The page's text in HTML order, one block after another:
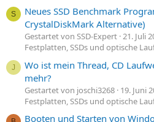
S
Neues SSD Benchmark
CrystalDiskMark Alternative)
Gestartet von SSD-Expert 21. Juli
Festplatten, SSDs und optische
J
Wo ist mein Thread, CD
mehr?
Gestartet von joschi3268 19. Juni
Festplatten, SSDs und optische
Booten und Starten von